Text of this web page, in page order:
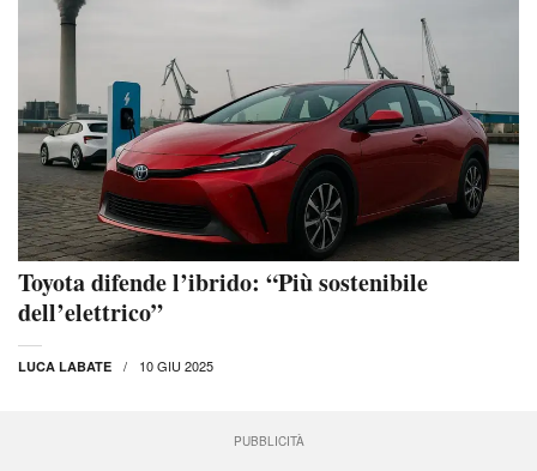
Toyota difende l’ibrido: “Più sostenibile
dell’elettrico”
LUCA LABATE 10 GIU 2025
PUBBLICITÀ